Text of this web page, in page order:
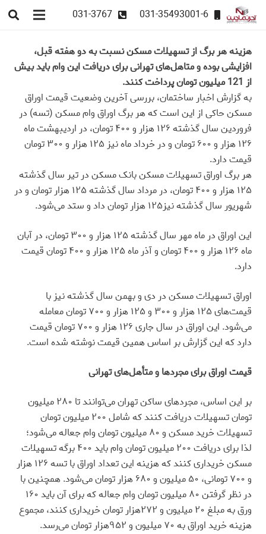
031-35493001-6
031-3767
هزینه هر برگ از تسهیلات مسکن نسبت به دو هفته قبل،
افزایشی بوده و متاهل‌های تهرانی برای دریافت این وام باید بیش
از 121 میلیون تومان پرداخت کنند.
به گزارش اخبار ساختمان، بررسی آخرین وضعیت قیمت اوراق
مسکن حاکی از این است که هر برگ اوراق وام مسکن (تسه) در
فروردین سال گذشته ۱۲۶ هزار و ۴۰۰ تومان، در اردیبهشت ماه
۱۲۶ هزار و ۶۰۰ تومان و در خرداد ماه نیز ۱۲۵ هزار و ۳۰۰ تومان
قیمت دارد.
هر برگ اوراق تسهیلات مسکن بانک مسکن در تیر سال گذشته
۱۲۵ هزار و ۴۰۰ تومان، در مرداد سال گذشته ۱۲۵ هزار تومان و در
شهریور سال گذشته نیز۱۲۵ هزار تومان داد و ستد می‌شود.
این اوراق در ماه مهر سال گذشته ۱۲۵ هزار و ۳۰۰ تومان، در آبان‌
ماه ۱۲۶ هزار و ۴۰۰ تومان و آذر ماه ۱۲۵ هزار و ۴۰۰ تومان قیمت
دارد.
اوراق تسهیلات مسکن در دی‌ و بهمن سال گذشته نیز با
قیمت‌های ۱۲۵ هزار و ۳۰۰ و ۱۲۵ هزار و ۷۰۰ تومان معامله
می‌شود. این اوراق در سال جاری ۱۲۶ هزار و ۷۰۰ تومان قیمت
دارد که این گزارش بر اساس همین قیمت نوشته شده است.
قیمت اوراق برای مجردها و متأهل‌های تهرانی
بر این اساس، مجردهای ساکن تهران می‌توانند تا ۲۸۰ میلیون
تومان تسهیلات دریافت کنند که شامل ۲۰۰ میلیون تومان
تسهیلات خرید مسکن و ۸۰ میلیون تومان وام جعاله می‌شود؛
لذا برای دریافت ۲۰۰ میلیون تومان وام باید ۴۰۰ برگه تسهیلات
مسکن خریداری کنند که هزینه این تعداد اوراق با تسه ۱۲۶ هزار
و ۷۰۰ تومانی، ۵۰ میلیون و ۶۸۰ هزار تومان می‌شود. همچنین با
در نظر گرفتن ۸۰ میلیون تومان وام جعاله که برای آن باید ۱۶۰
ورق به مبلغ ۲۰ میلیون و ۲۷۲هزار تومان خریداری کنند، مجموع
هزینه خرید اوراق به ۷۰ میلیون و ۹۵۲هزار تومان می‌رسد.